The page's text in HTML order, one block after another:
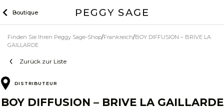
Inhalt
Boutique
Zurück zur Liste
Finden Sie Ihren Peggy Sage-Shop Frankreich BOY DIFFUSION – BRIVE LA
GAILLARDE
DISTRIBUTEUR
BOY DIFFUSION – BRIVE LA GAILLARDE